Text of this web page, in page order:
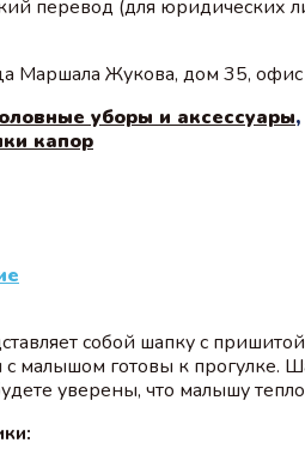
перевод (для юридических
Маршала Жукова, дом 35,
уборы и аксессуары,
капор
собой шапку с
с малышом готовы к прогулке.
уверены, что малышу